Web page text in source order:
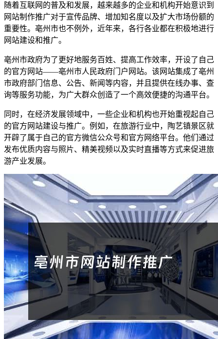
随着互联网的普及和发展，越来越多的企业和机构开始意识到
网站制作推广对于宣传品牌、增加知名度以及扩大市场份额的
重要性。亳州市也不例外，近年来，各行各业都在积极地进行
网站建设和推广。
亳州市政府为了更好地服务百姓、提高工作效率，开设了自己
的官方网站——亳州市人民政府门户网站。该网站集成了亳州
市政府部门信息、公告、新闻等内容，并且提供在线办事、查
询等服务功能，为广大群众创造了一个高效便捷的沟通平台。
同时，在经济发展领域中，一些企业和机构也开始重视起自己
的官方网站建设与推广。例如，在旅游行业中，陶艺镇景区就
开辟了属于自己的官方微信公众号和官方网络平台。他们通过
发布优质内容与照片、精美视频以及实时直播等方式来促进旅
游产业发展。